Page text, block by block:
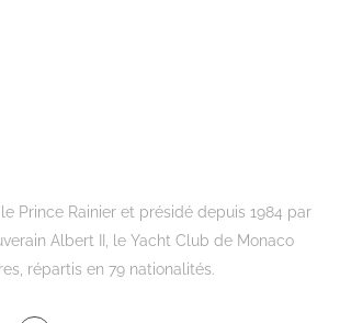
Prince Rainier et présidé depuis 1984 par
Albert II, le Yacht Club de Monaco
répartis en 79 nationalités.